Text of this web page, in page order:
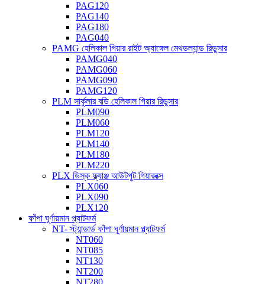
PAG120
PAG140
PAG180
PAG040
PAMG হেলিকাল গিয়ার রাইট অ্যাঙ্গেল মেথডল্যান্ড রিডুসার
PAMG040
PAMG060
PAMG090
PAMG120
PLM সার্কুলার বডি হেলিকাল গিয়ার রিডুসার
PLM090
PLM060
PLM120
PLM140
PLM180
PLM220
PLX ডিস্ক ফ্ল্যাঞ্জ আউটপুট গিয়ারবক্স
PLX060
PLX090
PLX120
ফাঁপা ঘূর্ণায়মান প্ল্যাটফর্ম
NT- স্ট্যান্ডার্ড ফাঁপা ঘূর্ণায়মান প্ল্যাটফর্ম
NT060
NT085
NT130
NT200
NT280